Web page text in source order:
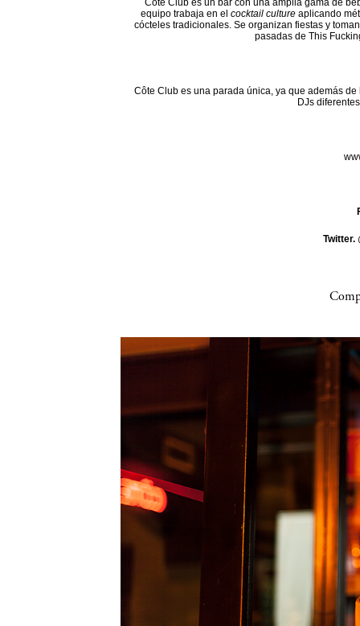
equipo trabaja en el cocktail culture aplicando
cócteles tradicionales. Se organizan fiestas y
pasadas de This
Côte Club es una parada única, ya que además
DJs
Twitter.